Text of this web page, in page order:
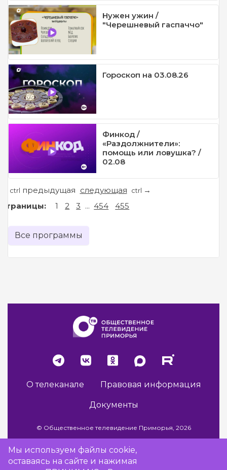
Нужен ужин /
"Черешневый гаспаччо"
Гороскоп на 03.08.26
Финкод /
«Раздолжнители»:
помощь или ловушка? /
02.08
ctrl предыдущая следующая ctrl →
Страницы: 1 2 3 ... 454 455
Все программы
О телеканале Правовая информация
Документы
© Общественное телевидение Приморья, 2026
Разработка сайта -Vladweb
Мы используем файлы cookie,
оставаясь на сайте и нажимая